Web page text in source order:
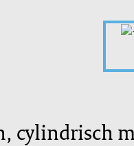
cylindrisch